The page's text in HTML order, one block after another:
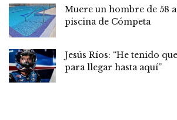
Muere un hombre de 58
piscina de Cómpeta
Jesús Ríos: “He tenido
para llegar hasta aquí”